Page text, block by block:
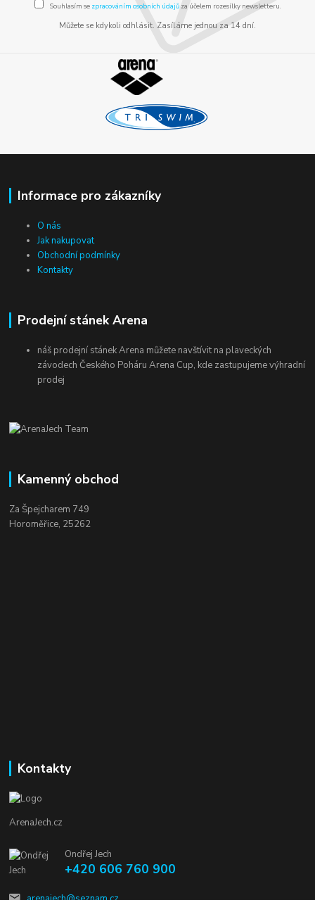
Souhlasím se zpracováním osobních údajůza účelem rozesílky newsletteru.
Můžete se kdykoli odhlásit. Zasíláme jednou za 14 dní.
Informace pro zákazníky
O nás
Jak nakupovat
Obchodní podmínky
Kontakty
Prodejní stánek Arena
náš prodejní stánek Arena můžete navštívit na plaveckých
závodech Českého Poháru Arena Cup, kde zastupujeme výhradní
prodej
Kamenný obchod
Za Špejcharem 749
Horoměřice, 25262
Kontakty
ArenaJech.cz
Ondřej Jech
+420 606 760 900